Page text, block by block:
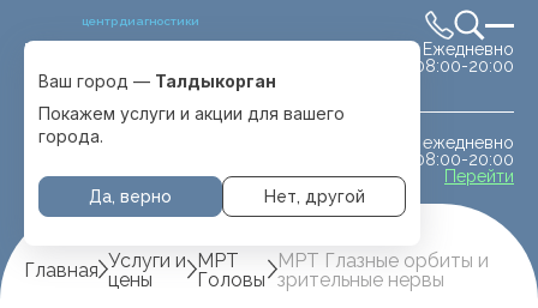
центр диагностики
Выбрать город
с. Отеген батыра
Ежедневно
08:00-20:00
ежедневно
08:00-20:00
Перейти
Ваш город — Талдыкорган
Покажем услуги и акции для вашего
города.
Да, верно Нет, другой
Главная Услуги и
цены
МРТ
Головы
МРТ Глазные орбиты и
зрительные нервы